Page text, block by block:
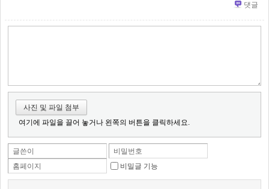
댓글
사진 및 파일 첨부
여기에 파일을 끌어 놓거나 왼쪽의 버튼을 클릭하세요.
글쓴이
비밀번호
홈페이지
비밀글 기능